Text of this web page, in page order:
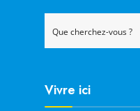
Vivre ici